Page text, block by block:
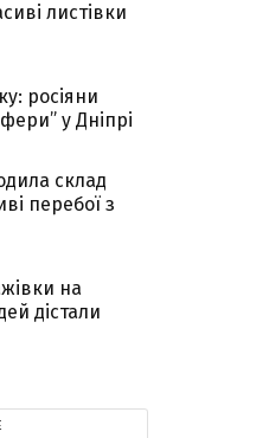
листівки
росіяни
у Дніпрі
склад
перебої з
на
дістали